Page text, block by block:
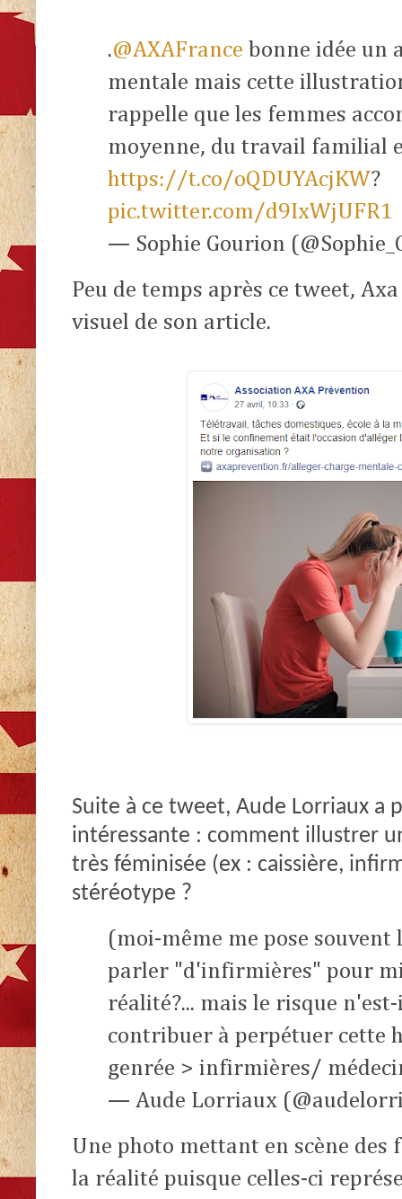
.@AXAFrance bonne idée un
mentale mais cette
rappelle que les femmes
moyenne, du travail familial
https://t.co/oQDUYAcjKW?
pic.twitter.com/d9IxWjUFR1
— Sophie Gourion
Peu de temps après ce tweet,
visuel de son article.
Suite à ce tweet, Aude Lorriaux a
intéressante : comment illustrer
très féminisée (ex : caissière,
stéréotype ?
(moi-même me pose souvent
parler "d'infirmières" pour
réalité?... mais le risque
contribuer à perpétuer cette
genrée > infirmières/
— Aude Lorriaux
Une photo mettant en scène des
la réalité puisque celles-ci